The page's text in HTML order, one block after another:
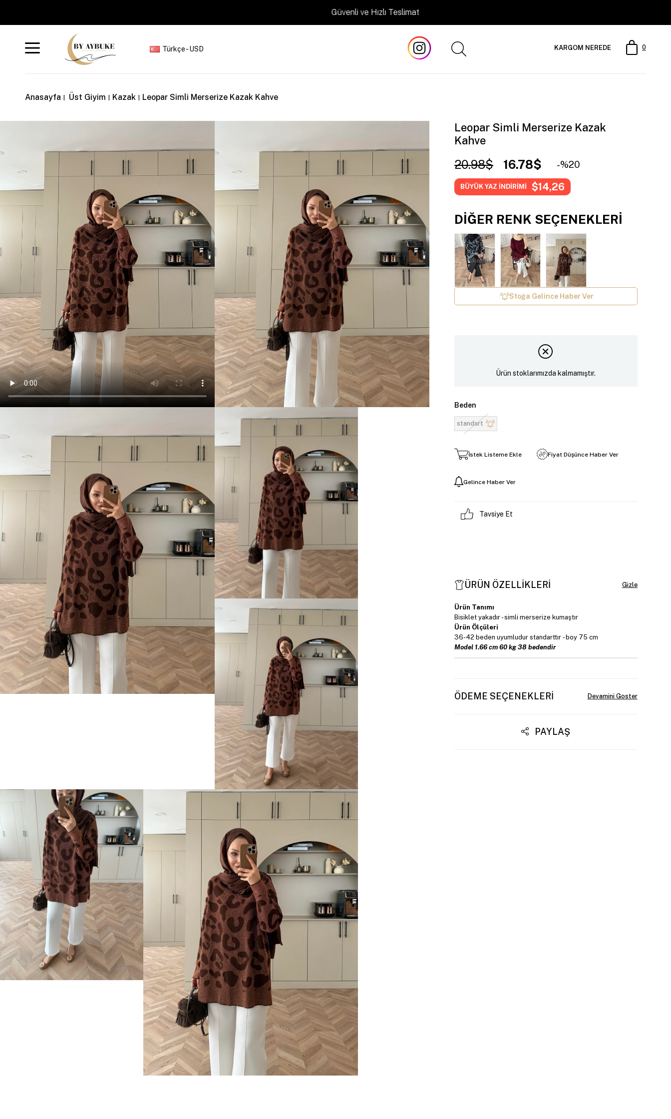
Güvenli ve Hızlı Teslimat
Türkçe - USD 0
KARGOM NEREDE
Anasayfa Üst Giyim Kazak Leopar Simli Merserize Kazak Kahve
Leopar Simli Merserize Kazak
Kahve
20.98$ 16.78$ 20
BÜYÜK YAZ İNDİRİMİ $14,26
DIĞER RENK SEÇENEKLERI
Tükendi Tükendi Tükendi
Stoğa Gelince Haber Ver
Ürün stoklarımızda kalmamıştır.
Beden
standart
İstek Listeme Ekle Fiyat Düşünce Haber Ver
Gelince Haber Ver
Tavsiye Et
ÜRÜN ÖZELLIKLERI
Ürün Tanımı
Bisiklet yakadır - simli merserize kumaştır
Ürün Ölçüleri
36-42 beden uyumludur standarttır - boy 75 cm
Model 1.66 cm 60 kg 38 bedendir
ÖDEME SEÇENEKLERI
PAYLAŞ